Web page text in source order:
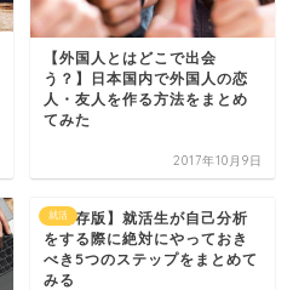
【外国人とはどこで出会
う？】日本国内で外国人の恋
人・友人を作る方法をまとめ
てみた
2017年10月9日
就活
【保存版】就活生が自己分析
をする際に絶対にやっておき
べき5つのステップをまとめて
みる